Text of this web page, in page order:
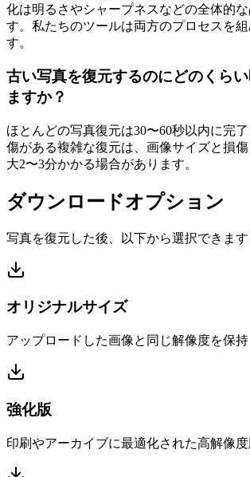
化は明るさやシャープネスなどの全体的
す。私たちのツールは両方のプロセスを
す。
古い写真を復元するのにどのくら
ますか？
ほとんどの写真復元は30〜60秒以内に完
傷がある複雑な復元は、画像サイズと損
大2〜3分かかる場合があります。
ダウンロードオプション
写真を復元した後、以下から選択できます
オリジナルサイズ
アップロードした画像と同じ解像度を保持
強化版
印刷やアーカイブに最適化された高解像度